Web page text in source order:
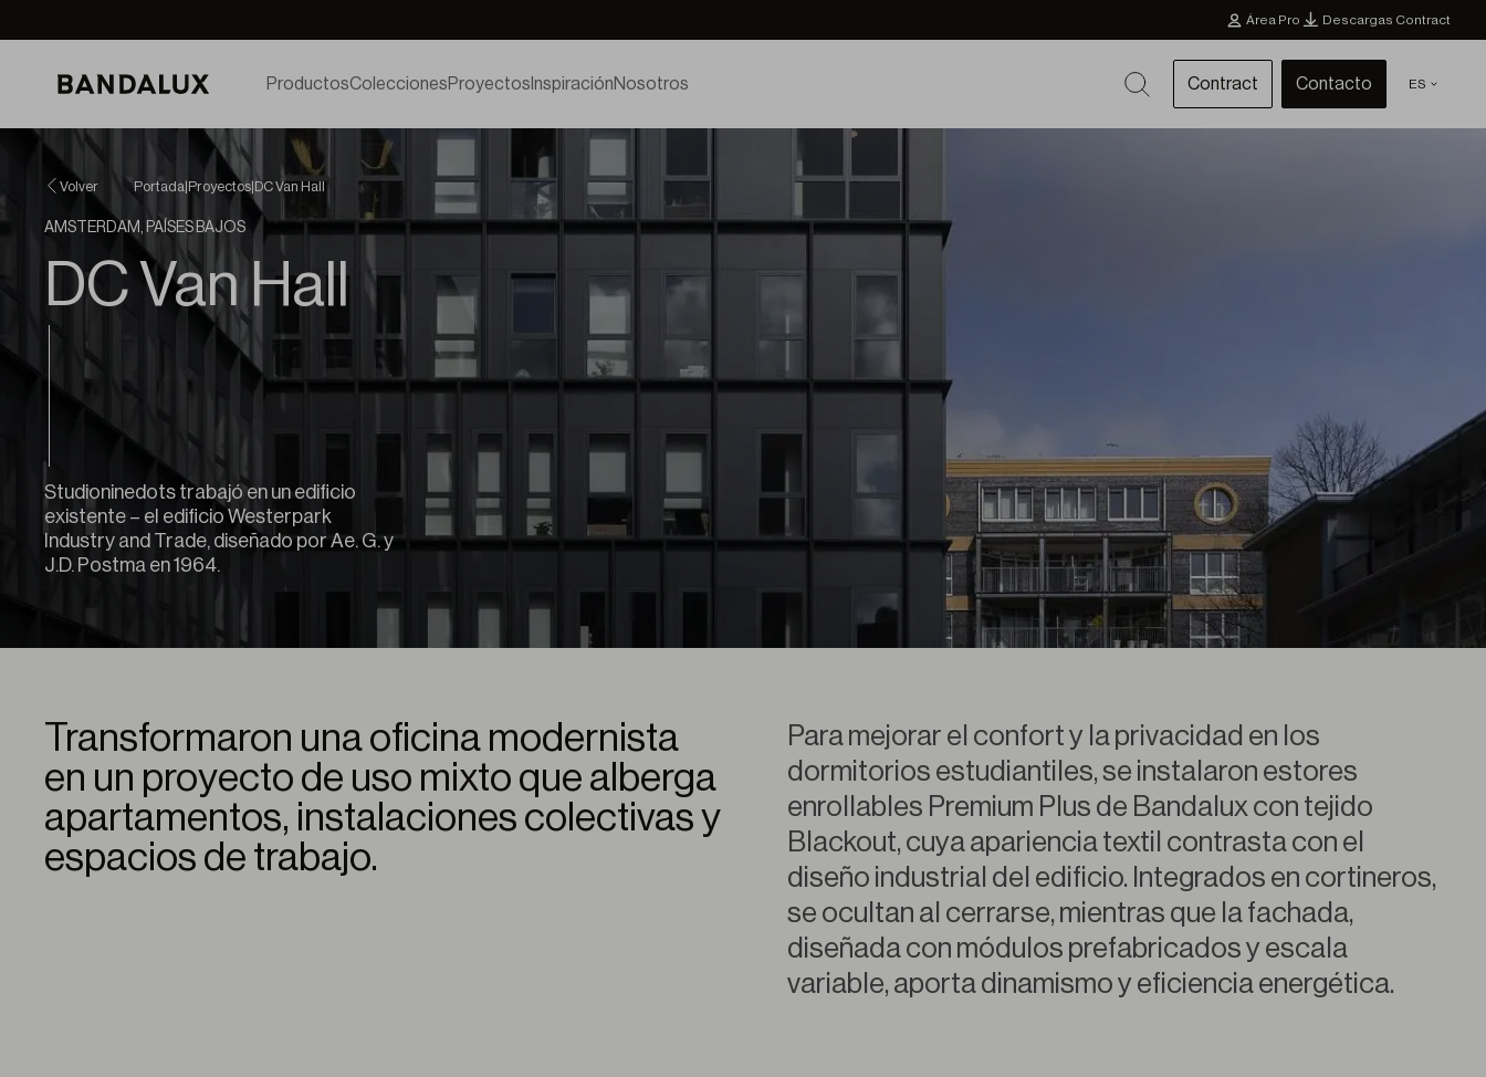
Área Pro Descargas Contract
ProductosColeccionesProyectos InspiraciónNosotros Contract Contacto ES
Volver Portada Proyectos DC Van Hall
AMSTERDAM, PAÍSES BAJOS
DC Van Hall
Studioninedots trabajó en un edificio
existente – el edificio Westerpark
Industry and Trade, diseñado por Ae. G. y
J.D. Postma en 1964.
Transformaron una oficina modernista
en un proyecto de uso mixto que alberga
apartamentos, instalaciones colectivas y
espacios de trabajo.
Para mejorar el confort y la privacidad en los
dormitorios estudiantiles, se instalaron estores
enrollables Premium Plus de Bandalux con tejido
Blackout, cuya apariencia textil contrasta con el
diseño industrial del edificio. Integrados en cortineros,
se ocultan al cerrarse, mientras que la fachada,
diseñada con módulos prefabricados y escala
variable, aporta dinamismo y eficiencia energética.